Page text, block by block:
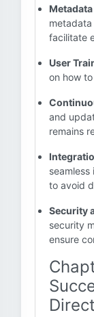
facilitate
User
on how
and
remains
to avoid
Security
security
ensure